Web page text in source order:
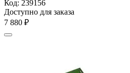
Код: 239156
Доступно для заказа
7 880 ₽